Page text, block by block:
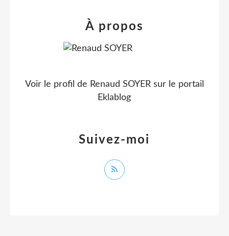
Suivez-moi
À propos
Voir le profil de Renaud SOYER sur le portail
Eklablog